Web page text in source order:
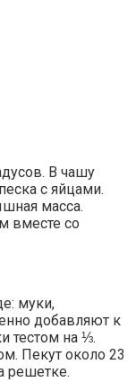
В чашу
с яйцами.
масса.
вместе со
муки,
добавляют к
тестом на ⅓.
Пекут около 23
решетке.